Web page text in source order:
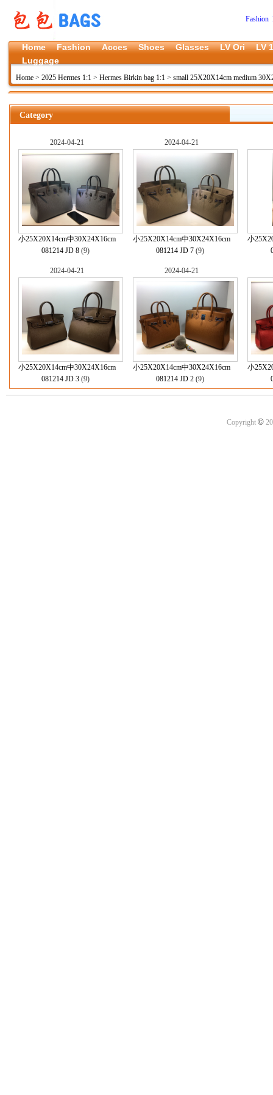
Fashion
Home Fashion Acces Shoes Glasses LV Ori
LV
Luggage
Home > 2025 Hermes 1:1 > Hermes Birkin bag 1:1 > small 25X20X14cm medium
Category
2024-04-21
小25X20X14cm中30X24X16cm
081214 JD 8(9)
2024-04-21
小25X20X14cm中30X24X16cm
081214 JD 7(9)
小
2024-04-21
小25X20X14cm中30X24X16cm
081214 JD 3(9)
2024-04-21
小25X20X14cm中30X24X16cm
081214 JD 2(9)
小
Copyright ©